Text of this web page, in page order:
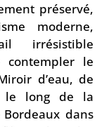
préservé,
moderne,
irrésistible
contempler le
d’eau, de
le long de la
dans